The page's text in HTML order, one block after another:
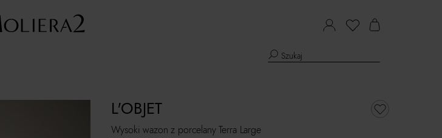
Wysoki wazon z porcelany Terra Large
L'OBJET